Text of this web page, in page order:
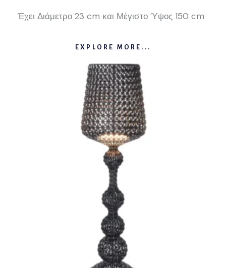
Έχει Διάμετρο 23 cm και Μέγιστο Ύψος 150 cm
EXPLORE MORE...